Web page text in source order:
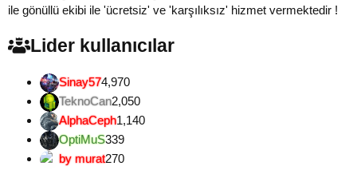
ile gönüllü ekibi ile 'ücretsiz' ve 'karşılıksız' hizmet vermektedir !
Lider kullanıcılar
Sinay574,970
TeknoCan2,050
AlphaCeph1,140
OptiMuS339
by murat270